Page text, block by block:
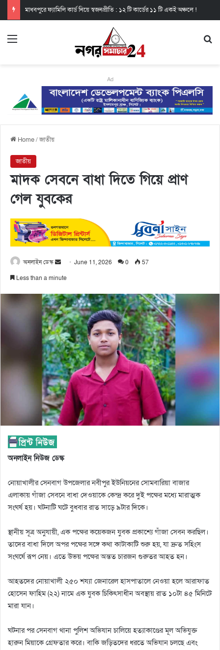
মাধবপুরে ফ্যামিলি কার্ড নিয়ে স্বজনপ্রীতি : ১২ টি কার্ডের ১১ টি একই অঞ্চলে !
Ad
Home/জাতীয়
জাতীয়
মাদক সেবনে বাধা দিতে গিয়ে প্রাণ
গেল যুবকের
অনলাইন ডেস্ক June 11, 2026 0
57
Less than a minute
অনলাইন নিউজ ডেস্ক
নোয়াখালীর সেনবাগ উপজেলার নবীপুর ইউনিয়নের সোমবারিয়া বাজার
এলাকায় গাঁজা সেবনে বাধা দেওয়াকে কেন্দ্র করে দুই পক্ষের মধ্যে মারাত্মক
সংঘর্ষ হয়। ঘটনাটি ঘটে বুধবার রাত সাড়ে ৯টার দিকে।
স্থানীয় সূত্র অনুযায়ী, এক পক্ষের কয়েকজন যুবক প্রকাশ্যে গাঁজা সেবন করছিল।
তাদের বাধা দিলে অপর পক্ষের সঙ্গে কথা কাটাকাটি শুরু হয়, যা দ্রুত সহিংস
সংঘর্ষে রূপ নেয়। এতে উভয় পক্ষের অন্তত চারজন গুরুতর আহত হন।
আহতদের নোয়াখালী ২৫০ শয্যা জেনারেল হাসপাতালে নেওয়া হলে আরাফাত
হোসেন ফাহিম (২২) নামে এক যুবক চিকিৎসাধীন অবস্থায় রাত ১০টা ৪৫ মিনিটে
মারা যান।
ঘটনার পর সেনবাগ থানা পুলিশ অভিযান চালিয়ে হত্যাকাণ্ডের মূল অভিযুক্ত
হারুন মিয়াকে গ্রেফতার করে। বাকি জড়িতদের ধরতে অভিযান চলছে এবং